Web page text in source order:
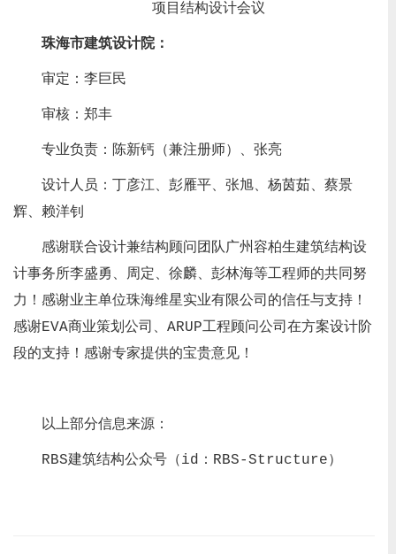
项目结构设计会议
珠海市建筑设计院：
审定：李巨民
审核：郑丰
专业负责：陈新钙（兼注册师）、张亮
设计人员：丁彦江、彭雁平、张旭、杨茵茹、蔡景
辉、赖洋钊
感谢联合设计兼结构顾问团队广州容柏生建筑结构设
计事务所李盛勇、周定、徐麟、彭林海等工程师的共同努
力！感谢业主单位珠海维星实业有限公司的信任与支持！
感谢EVA商业策划公司、ARUP工程顾问公司在方案设计阶
段的支持！感谢专家提供的宝贵意见！
以上部分信息来源：
RBS建筑结构公众号（id：RBS-Structure）